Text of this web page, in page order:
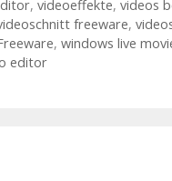
, videoeffekte, videos
freeware,
, windows live
editor